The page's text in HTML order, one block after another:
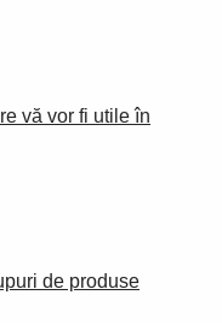
vă vor fi utile în
de produse